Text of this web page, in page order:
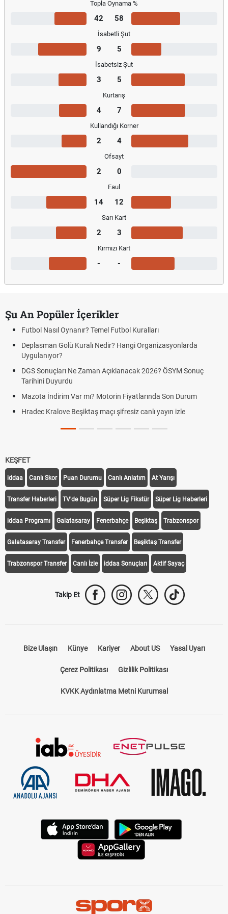
Topla Oynama %
42 58
İsabetli Şut
9 5
İsabetsiz Şut
3 5
Kurtarış
4 7
Kullandığı Korner
2 4
Ofsayt
2 0
Faul
14 12
Sarı Kart
2 3
Kırmızı Kart
- -
Şu An Popüler İçerikler
Futbol Nasıl Oynanır? Temel Futbol Kuralları
Deplasman Golü Kuralı Nedir? Hangi Organizasyonlarda
Uygulanıyor?
DGS Sonuçları Ne Zaman Açıklanacak 2026? ÖSYM Sonuç
Tarihini Duyurdu
Mazota İndirim Var mı? Motorin Fiyatlarında Son Durum
Hradec Kralove Beşiktaş maçı şifresiz canlı yayın izle
KEŞFET
iddaa Canlı Skor Puan Durumu Canlı Anlatım At Yarışı
Transfer Haberleri TV'de Bugün Süper Lig Fikstür Süper Lig Haberleri
iddaa Programı Galatasaray Fenerbahçe Beşiktaş Trabzonspor
Galatasaray Transfer Fenerbahçe Transfer Beşiktaş Transfer
Trabzonspor Transfer Canlı İzle iddaa Sonuçları Aktif Sayaç
Takip Et
Bize Ulaşın Künye Kariyer About US Yasal Uyarı
Çerez Politikası Gizlilik Politikası
KVKK Aydınlatma Metni Kurumsal